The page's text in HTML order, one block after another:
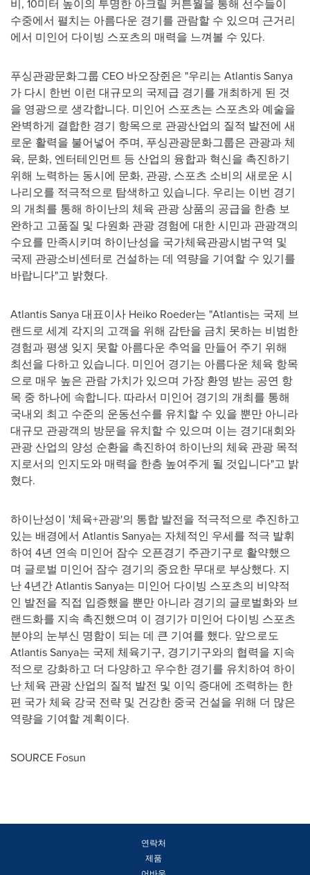
비, 10미터 높이의 투명한 아크릴 커튼월을 통해 선수들이
수중에서 펼치는 아름다운 경기를 관람할 수 있으며 근거리
에서 미인어 다이빙 스포츠의 매력을 느껴볼 수 있다.
푸싱관광문화그룹 CEO 바오장쥔은 "우리는 Atlantis Sanya
가 다시 한번 이런 대규모의 국제급 경기를 개최하게 된 것
을 영광으로 생각합니다. 미인어 스포츠는 스포츠와 예술을
완벽하게 결합한 경기 항목으로 관광산업의 질적 발전에 새
로운 활력을 불어넣어 주며, 푸싱관광문화그룹은 관광과 체
육, 문화, 엔터테인먼트 등 산업의 융합과 혁신을 촉진하기
위해 노력하는 동시에 문화, 관광, 스포츠 소비의 새로운 시
나리오를 적극적으로 탐색하고 있습니다. 우리는 이번 경기
의 개최를 통해 하이난의 체육 관광 상품의 공급을 한층 보
완하고 고품질 및 다원화 관광 경험에 대한 시민과 관광객의
수요를 만족시키며 하이난성을 국가체육관광시범구역 및
국제 관광소비센터로 건설하는 데 역량을 기여할 수 있기를
바랍니다"고 밝혔다.
Atlantis Sanya 대표이사 Heiko Roeder는 "Atlantis는 국제 브
랜드로 세계 각지의 고객을 위해 감탄을 금치 못하는 비범한
경험과 평생 잊지 못할 아름다운 추억을 만들어 주기 위해
최선을 다하고 있습니다. 미인어 경기는 아름다운 체육 항목
으로 매우 높은 관람 가치가 있으며 가장 환영 받는 공연 항
목 중 하나에 속합니다. 따라서 미인어 경기의 개최를 통해
국내외 최고 수준의 운동선수를 유치할 수 있을 뿐만 아니라
대규모 관광객의 방문을 유치할 수 있으며 이는 경기대회와
관광 산업의 양성 순환을 촉진하여 하이난의 체육 관광 목적
지로서의 인지도와 매력을 한층 높여주게 될 것입니다"고 밝
혔다.
하이난성이 '체육+관광'의 통합 발전을 적극적으로 추진하고
있는 배경에서 Atlantis Sanya는 자체적인 우세를 적극 발휘
하여 4년 연속 미인어 잠수 오픈경기 주관기구로 활약했으
며 글로벌 미인어 잠수 경기의 중요한 무대로 부상했다. 지
난 4년간 Atlantis Sanya는 미인어 다이빙 스포츠의 비약적
인 발전을 직접 입증했을 뿐만 아니라 경기의 글로벌화와 브
랜드화를 지속 촉진했으며 이 경기가 미인어 다이빙 스포츠
분야의 눈부신 명함이 되는 데 큰 기여를 했다. 앞으로도
Atlantis Sanya는 국제 체육기구, 경기기구와의 협력을 지속
적으로 강화하고 더 다양하고 우수한 경기를 유치하여 하이
난 체육 관광 산업의 질적 발전 및 이익 증대에 조력하는 한
편 국가 체육 강국 전략 및 건강한 중국 건설을 위해 더 많은
역량을 기여할 계획이다.
SOURCE Fosun
연락처
제품